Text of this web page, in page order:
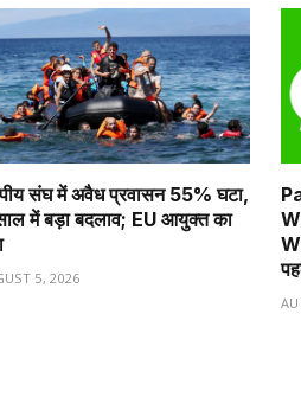
संघ में अवैध प्रवासन 55% घटा,
में बड़ा बदलाव; EU आयुक्त का
5, 2026